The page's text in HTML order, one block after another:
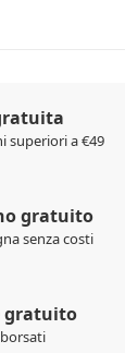
superiori a €49
gratuito
senza costi
gratuito